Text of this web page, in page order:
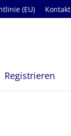
(EU) Kontakt
Registrieren